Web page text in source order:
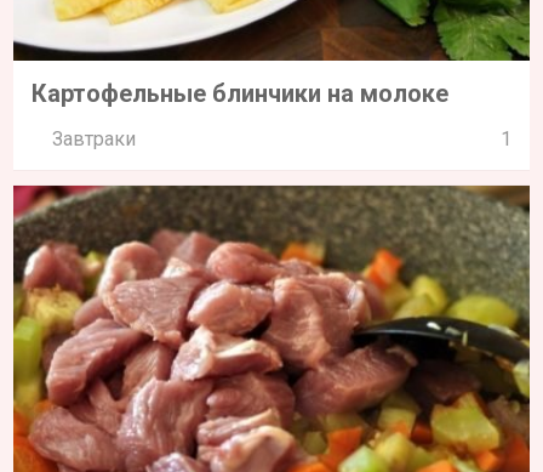
Картофельные блинчики на молоке
Завтраки 1